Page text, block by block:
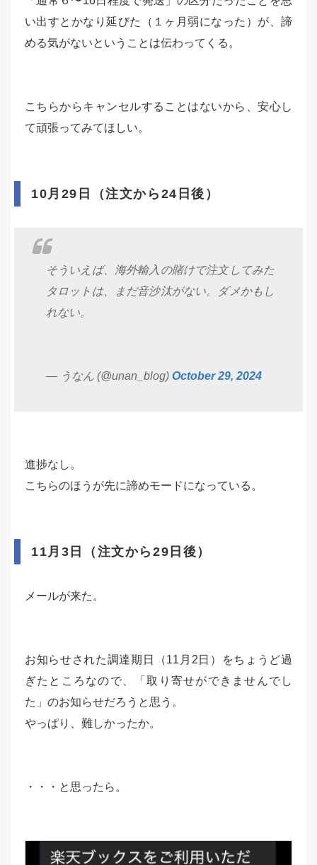
い出すとかなり延びた（１ヶ月弱になった）が、諦
める気がないということは伝わってくる。
こちらからキャンセルすることはないから、安心し
て頑張ってみてほしい。
10月29日（注文から24日後）
そういえば、海外輸入の賭けで注文してみた
タロットは、まだ音沙汰がない。ダメかもし
れない。
— うなん (@unan_blog) October 29, 2024
進捗なし。
こちらのほうが先に諦めモードになっている。
11月3日（注文から29日後）
メールが来た。
お知らせされた調達期日（11月2日）をちょうど過
ぎたところなので、「取り寄せができませんでし
た」のお知らせだろうと思う。
やっぱり、難しかったか。
・・・と思ったら。